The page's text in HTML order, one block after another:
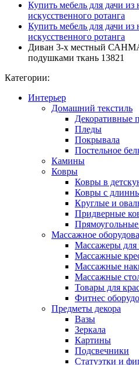
Купить мебель для дачи из
искусственного ротанга
Купить мебель для дачи из
искусственного ротанга
Диван 3-х местный
подушками ткань 13821
Категории:
Интерьер
Домашний текстиль
Декоративные
Пледы
Покрывала
Постельное
Камины
Ковры
Ковры в
Ковры с
Круглые и
Придверные
Массажное
Массажеры для
Массажные
Массажные
Массажные
Товары для
Фитнес
Предметы декора
Вазы
Зеркала
Картины
Подсвечники
Статуэтки и